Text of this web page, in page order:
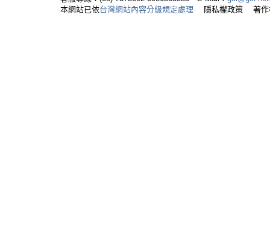
本網站已依台灣網站內容分級規定處理 隱私權政策 著作